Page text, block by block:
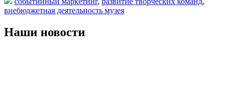
внебюджетная деятельность музея
Наши новости